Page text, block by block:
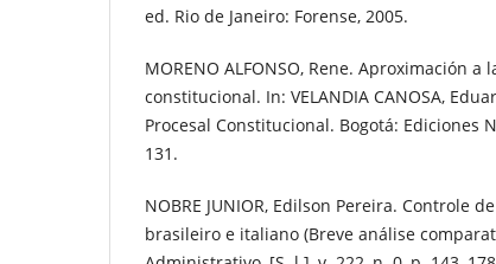
ed. Rio de Janeiro: Forense, 2005.
MORENO ALFONSO, Rene. Aproximación
constitucional. In: VELANDIA CANOSA,
Procesal Constitucional. Bogotá: Ediciones
131.
NOBRE JUNIOR, Edilson Pereira. Controle
brasileiro e italiano (Breve análise